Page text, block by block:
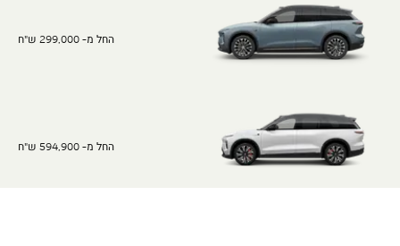
החל מ- 299,000 ש"ח
החל מ- 594,900 ש"ח